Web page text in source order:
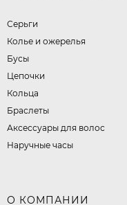
Серьги
Колье и ожерелья
Бусы
Цепочки
Кольца
Браслеты
Аксессуары для волос
Наручные часы
О КОМПАНИИ